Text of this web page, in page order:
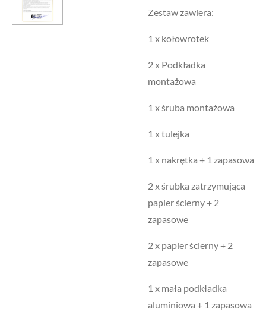
Zestaw zawiera:
1 x kołowrotek
2 x Podkładka
montażowa
1 x śruba montażowa
1 x tulejka
1 x nakrętka + 1 zapasowa
2 x śrubka zatrzymująca
papier ścierny + 2
zapasowe
2 x papier ścierny + 2
zapasowe
1 x mała podkładka
aluminiowa + 1 zapasowa